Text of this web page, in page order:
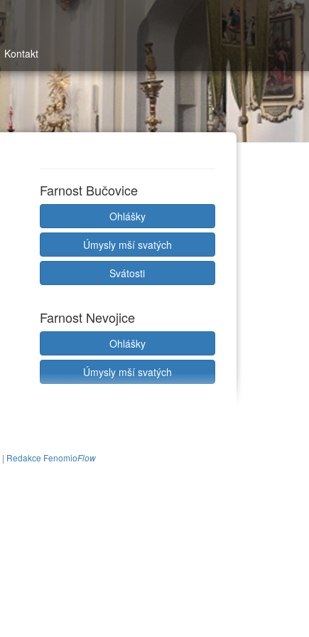
Kontakt
Farnost Bučovice
Ohlášky
Úmysly mší svatých
Svátosti
Farnost Nevojice
Ohlášky
Úmysly mší svatých
| Redakce FenomioFlow